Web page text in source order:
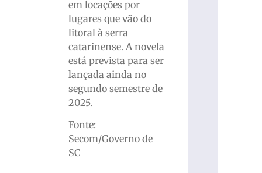
em locações por
lugares que vão do
litoral à serra
catarinense. A novela
está prevista para ser
lançada ainda no
segundo semestre de
2025.
Fonte:
Secom/Governo de
SC